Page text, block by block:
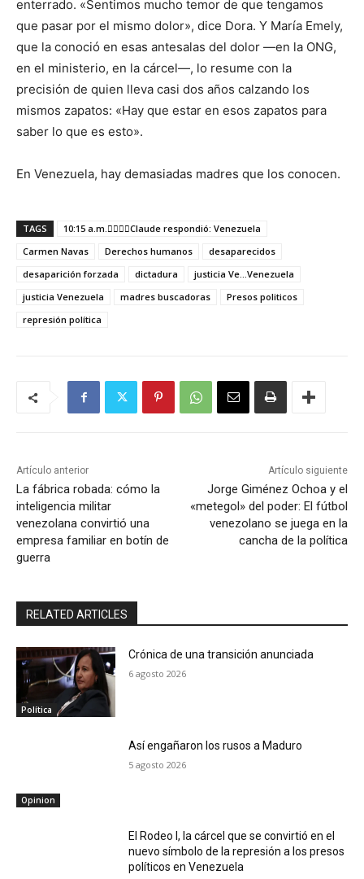
enterrado. «Sentimos mucho temor de que tengamos
que pasar por el mismo dolor», dice Dora. Y María Emely,
que la conoció en esas antesalas del dolor —en la ONG,
en el ministerio, en la cárcel—, lo resume con la
precisión de quien lleva casi dos años calzando los
mismos zapatos: «Hay que estar en esos zapatos para
saber lo que es esto».
En Venezuela, hay demasiadas madres que los conocen.
TAGS
10:15 a.m.Claude respondió: Venezuela
Carmen Navas
Derechos humanos
desaparecidos
desaparición forzada
dictadura
justicia Ve…Venezuela
justicia Venezuela
madres buscadoras
Presos politicos
represión política
Artículo anterior
La fábrica robada: cómo la
inteligencia militar
venezolana convirtió una
empresa familiar en botín de
guerra
Artículo siguiente
Jorge Giménez Ochoa y el
«metegol» del poder: El fútbol
venezolano se juega en la
cancha de la política
RELATED ARTICLES
Política
Crónica de una transición anunciada
6 agosto 2026
Opinion
Así engañaron los rusos a Maduro
5 agosto 2026
El Rodeo I, la cárcel que se convirtió en el
nuevo símbolo de la represión a los presos
políticos en Venezuela